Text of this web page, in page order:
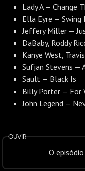
Lady A — Change
Ella Eyre — Swing
Jeffery Miller —
DaBaby, Roddy
Kanye West,
Sufjan Stevens —
Sault — Black Is
Billy Porter — For
John Legend —
Ouvir
O